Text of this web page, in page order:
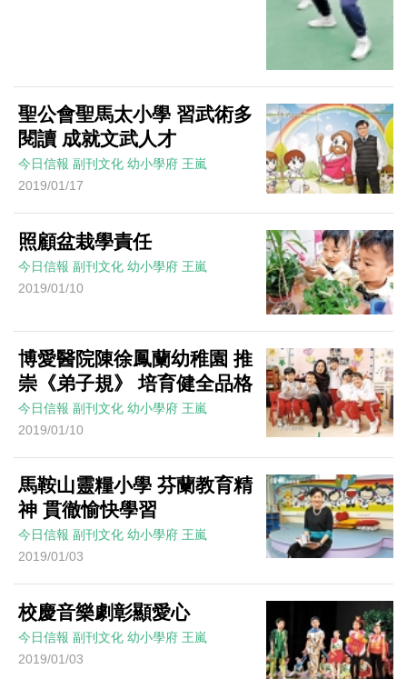
聖公會聖馬太小學 習武術多
閱讀 成就文武人才
今日信報 副刊文化 幼小學府 王嵐
2019/01/17
照顧盆栽學責任
今日信報 副刊文化 幼小學府 王嵐
2019/01/10
博愛醫院陳徐鳳蘭幼稚園 推
崇《弟子規》 培育健全品格
今日信報 副刊文化 幼小學府 王嵐
2019/01/10
馬鞍山靈糧小學 芬蘭教育精
神 貫徹愉快學習
今日信報 副刊文化 幼小學府 王嵐
2019/01/03
校慶音樂劇彰顯愛心
今日信報 副刊文化 幼小學府 王嵐
2019/01/03